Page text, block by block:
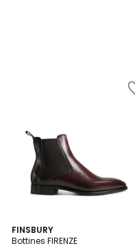
FINSBURY
Bottines FIRENZE